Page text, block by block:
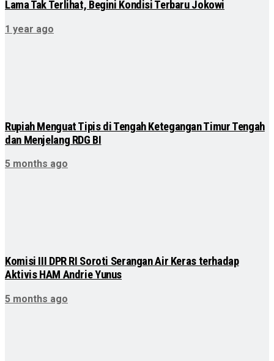
Lama Tak Terlihat, Begini Kondisi Terbaru Jokowi
1 year ago
Rupiah Menguat Tipis di Tengah Ketegangan Timur Tengah
dan Menjelang RDG BI
5 months ago
Komisi III DPR RI Soroti Serangan Air Keras terhadap
Aktivis HAM Andrie Yunus
5 months ago